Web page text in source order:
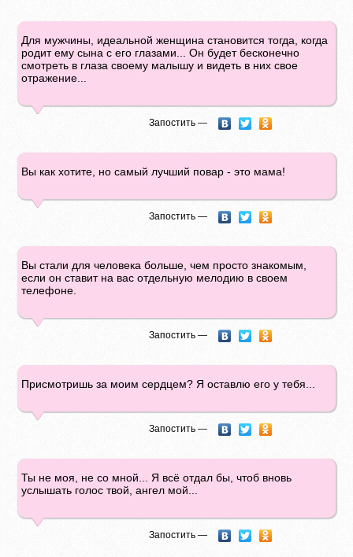
Для мужчины, идеальной женщина становится тогда, когда
родит ему сына с его глазами... Он будет бесконечно
смотреть в глаза своему малышу и видеть в них свое
отражение...
Запостить —
Вы как хотите, но самый лучший повар - это мама!
Запостить —
Вы стали для человека больше, чем просто знакомым,
если он ставит на вас отдельную мелодию в своем
телефоне.
Запостить —
Присмотришь за моим сердцем? Я оставлю его у тебя...
Запостить —
Ты не моя, не со мной... Я всё отдал бы, чтоб вновь
услышать голос твой, ангел мой...
Запостить —